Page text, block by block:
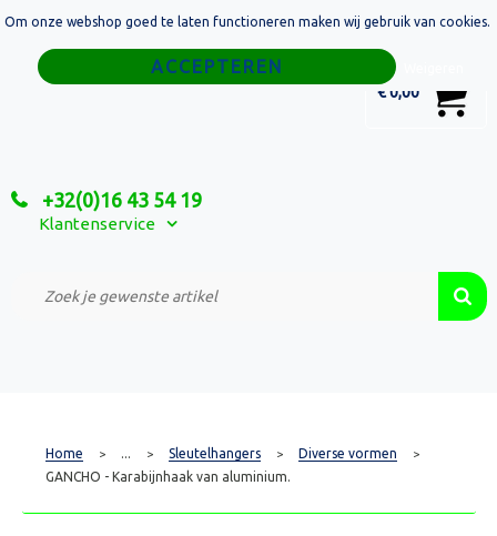
€ 0,00
+32(0)16 43 54 19
Klantenservice
Home
Relatiegeschenken
Custom Made Projecten
Home > ... > Sleutelhangers > Diverse vormen >
GANCHO - Karabijnhaak van aluminium.
Om onze webshop goed te laten functioneren maken wij gebruik van cookies.